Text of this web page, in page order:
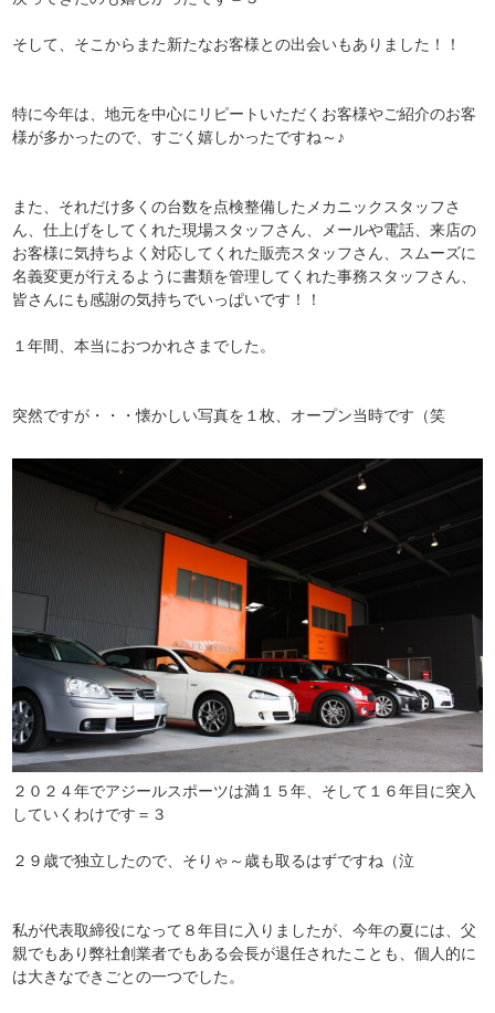
そして、そこからまた新たなお客様との出会いもありました！！
特に今年は、地元を中心にリピートいただくお客様やご紹介のお客
様が多かったので、すごく嬉しかったですね～♪
また、それだけ多くの台数を点検整備したメカニックスタッフさ
ん、仕上げをしてくれた現場スタッフさん、メールや電話、来店の
お客様に気持ちよく対応してくれた販売スタッフさん、スムーズに
名義変更が行えるように書類を管理してくれた事務スタッフさん、
皆さんにも感謝の気持ちでいっぱいです！！
１年間、本当におつかれさまでした。
突然ですが・・・懐かしい写真を１枚、オープン当時です（笑
２０２４年でアジールスポーツは満１５年、そして１６年目に突入
していくわけです＝３
２９歳で独立したので、そりゃ～歳も取るはずですね（泣
私が代表取締役になって８年目に入りましたが、今年の夏には、父
親でもあり弊社創業者でもある会長が退任されたことも、個人的に
は大きなできごとの一つでした。